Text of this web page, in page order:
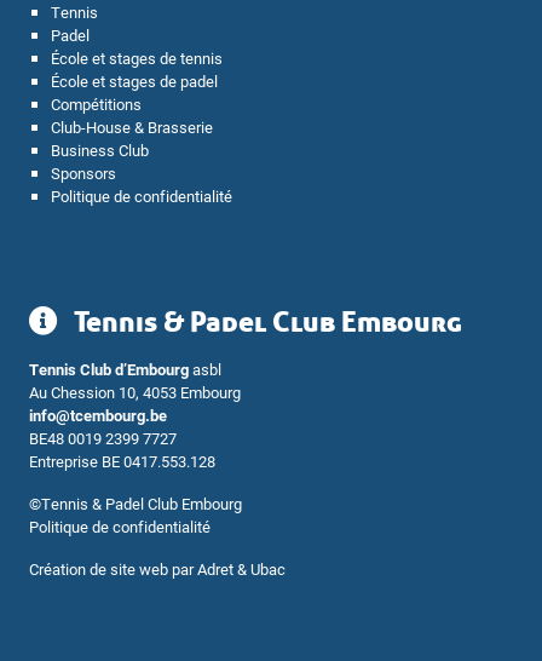
Tennis
Padel
École et stages de tennis
École et stages de padel
Compétitions
Club-House & Brasserie
Business Club
Sponsors
Politique de confidentialité
Tennis & Padel Club Embourg
Tennis Club d’Embourgasbl
Au Chession 10, 4053 Embourg
info@tcembourg.be
BE48 0019 2399 7727
Entreprise BE 0417.553.128
©Tennis & Padel Club Embourg
Politique de confidentialité
Création de site web parAdret & Ubac